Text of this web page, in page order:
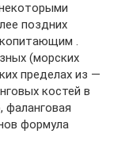
поздних
.
(морских
пределах из —
костей в
фаланговая
формула